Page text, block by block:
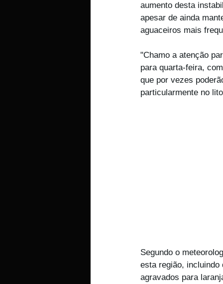
aumento desta
apesar de ainda
aguaceiros mais
"Chamo a atenção
para quarta-feira,
que por vezes
particularmente no
Segundo o
esta região,
agravados para